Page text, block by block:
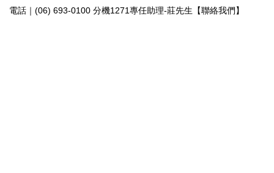
電話｜(06) 693-0100 分機1271專任助理-莊先生 【聯絡我們】